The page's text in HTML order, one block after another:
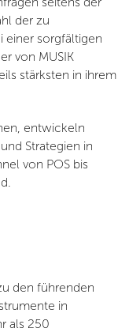
der zu
einer sorgfältigen
von MUSIK
stärksten in ihrem
entwickeln
Strategien in
von POS bis
den führenden
in
als 250